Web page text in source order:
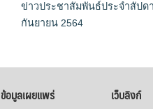
ข่าวประชาสัมพันธ์ประจำสัปด
กันยายน 2564
ข้อมูลเผยแพร่ เว็บลิงก์